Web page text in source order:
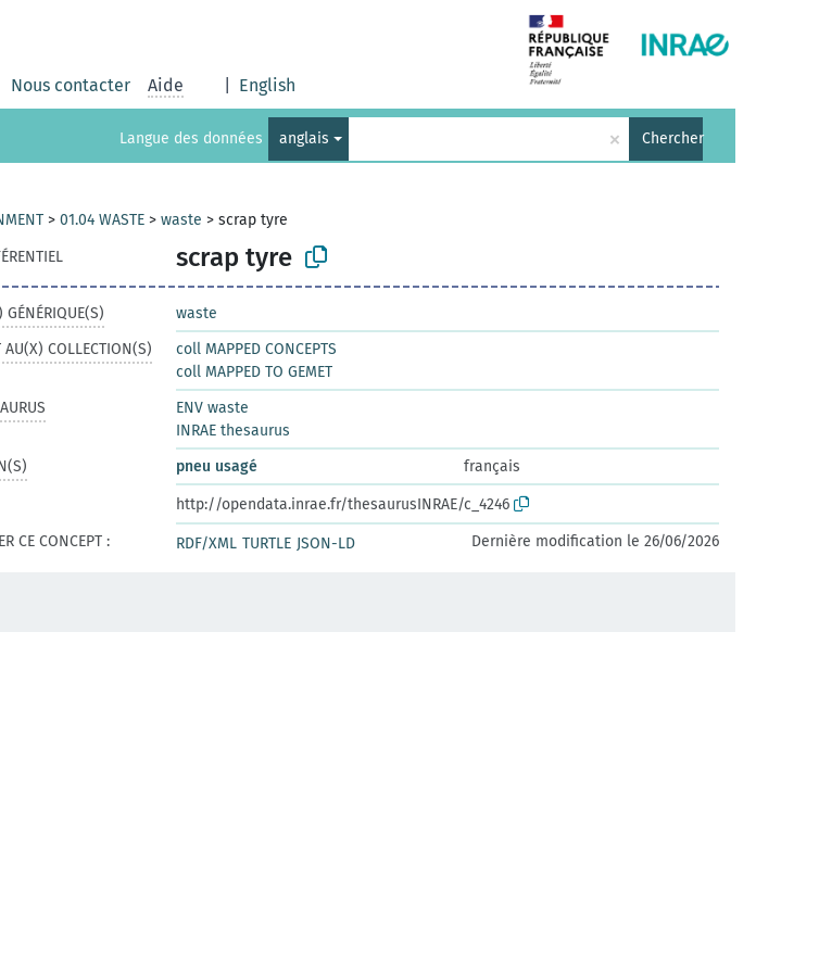
Nous contacter Aide English
Langue des données anglais × Chercher
> 01.04 WASTE > waste > scrap tyre
scrap tyre
GÉNÉRIQUE(S)
waste
AU(X) COLLECTION(S)
coll MAPPED CONCEPTS
coll MAPPED TO GEMET
ENV waste
INRAE thesaurus
pneu usagé
français
http://opendata.inrae.fr/thesaurusINRAE/c_4246
CE CONCEPT :
RDF/XML TURTLE JSON-LD Dernière modification le 26/06/2026